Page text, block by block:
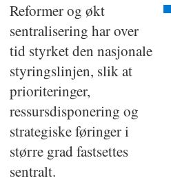
Reformer og økt
sentralisering har over
tid styrket den nasjonale
styringslinjen, slik at
prioriteringer,
ressursdisponering og
strategiske føringer i
større grad fastsettes
sentralt.